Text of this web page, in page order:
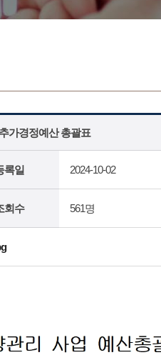
가경정예산 총괄표
록일 2024-10-02
회수 561명